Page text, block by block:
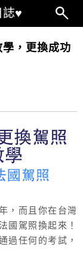
誌♥
，更換成功
，而且你在台灣
國駕照換起來！
過任何的考試，